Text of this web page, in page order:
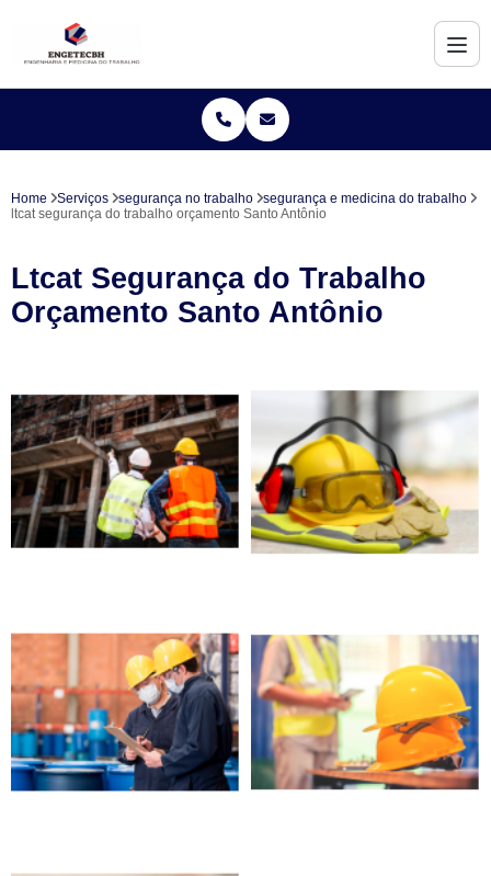
Home Serviços segurança no trabalho
segurança e medicina do trabalho
ltcat segurança do trabalho orçamento Santo Antônio
Ltcat Segurança do Trabalho
Orçamento Santo Antônio